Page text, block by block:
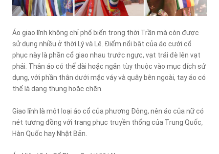
Áo giao lĩnh không chỉ phổ biến trong thời Trần mà còn được
sử dụng nhiều ở thời Lý và Lê. Điểm nổi bật của áo cưới cổ
phục này là phần cổ giao nhau trước ngực, vạt trái đè lên vạt
phải. Thân áo có thể dài hoặc ngắn tùy thuộc vào mục đích sử
dụng, với phần thân dưới mặc váy và quây bên ngoài, tay áo có
thể là dạng thụng hoặc chẽn.
Giao lĩnh là một loại áo cổ của phương Đông, nên áo của nữ có
nét tương đồng với trang phục truyền thống của Trung Quốc,
Hàn Quốc hay Nhật Bản.